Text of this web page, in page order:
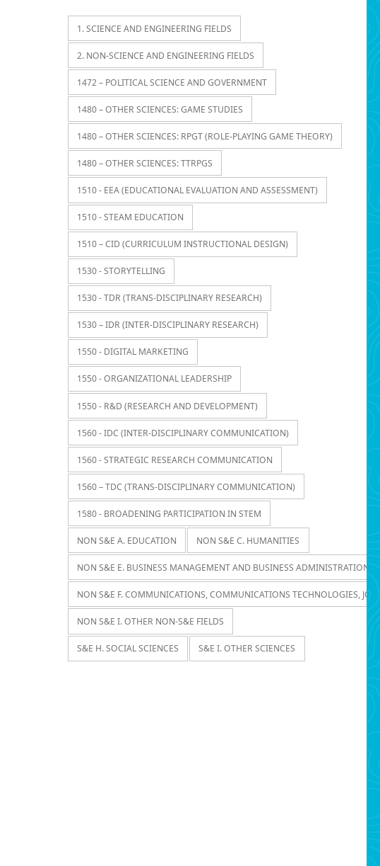
1. SCIENCE AND ENGINEERING FIELDS
2. NON-SCIENCE AND ENGINEERING FIELDS
1472 – POLITICAL SCIENCE AND GOVERNMENT
1480 – OTHER SCIENCES: GAME STUDIES
1480 – OTHER SCIENCES: RPGT (ROLE-PLAYING GAME THEORY)
1480 – OTHER SCIENCES: TTRPGS
1510 - EEA (EDUCATIONAL EVALUATION AND ASSESSMENT)
1510 - STEAM EDUCATION
1510 – CID (CURRICULUM INSTRUCTIONAL DESIGN)
1530 - STORYTELLING
1530 - TDR (TRANS-DISCIPLINARY RESEARCH)
1530 – IDR (INTER-DISCIPLINARY RESEARCH)
1550 - DIGITAL MARKETING
1550 - ORGANIZATIONAL LEADERSHIP
1550 - R&D (RESEARCH AND DEVELOPMENT)
1560 - IDC (INTER-DISCIPLINARY COMMUNICATION)
1560 - STRATEGIC RESEARCH COMMUNICATION
1560 – TDC (TRANS-DISCIPLINARY COMMUNICATION)
1580 - BROADENING PARTICIPATION IN STEM
NON S&E A. EDUCATION NON S&E C. HUMANITIES
NON S&E E. BUSINESS MANAGEMENT AND BUSINESS ADMINISTRATION
NON S&E F. COMMUNICATIONS, COMMUNICATIONS TECHNOLOGIES,
NON S&E I. OTHER NON-S&E FIELDS
S&E H. SOCIAL SCIENCES S&E I. OTHER SCIENCES